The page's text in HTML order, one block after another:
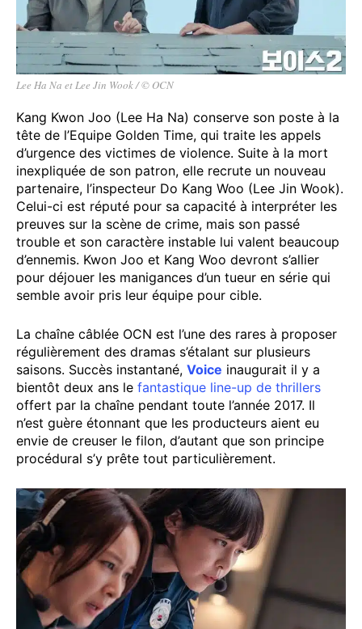
Lee Ha Na et Lee Jin Wook / © OCN
Kang Kwon Joo (Lee Ha Na) conserve son poste à la
tête de l’Equipe Golden Time, qui traite les appels
d’urgence des victimes de violence. Suite à la mort
inexpliquée de son patron, elle recrute un nouveau
partenaire, l’inspecteur Do Kang Woo (Lee Jin Wook).
Celui-ci est réputé pour sa capacité à interpréter les
preuves sur la scène de crime, mais son passé
trouble et son caractère instable lui valent beaucoup
d’ennemis. Kwon Joo et Kang Woo devront s’allier
pour déjouer les manigances d’un tueur en série qui
semble avoir pris leur équipe pour cible.
La chaîne câblée OCN est l’une des rares à proposer
régulièrement des dramas s’étalant sur plusieurs
saisons. Succès instantané, Voice inaugurait il y a
bientôt deux ans le fantastique line-up de thrillers
offert par la chaîne pendant toute l’année 2017. Il
n’est guère étonnant que les producteurs aient eu
envie de creuser le filon, d’autant que son principe
procédural s’y prête tout particulièrement.